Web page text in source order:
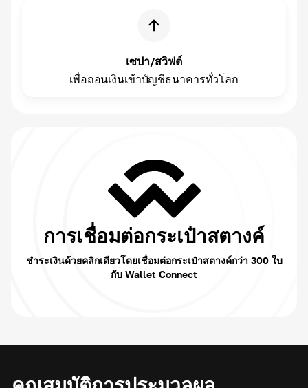
เซปา/สวิฟต์
เพื่อถอนเงินเข้าบัญชีธนาคารทั่วโลก
การเชื่อมต่อกระเป๋าสตางค์
ชำระเงินด้วยคลิกเดียวโดยเชื่อมต่อกระเป๋าสตางค์กว่า 300 ใบ
กับ Wallet Connect